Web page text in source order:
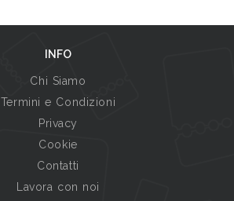
INFO
Chi Siamo
Termini e Condizioni
Privacy
Cookie
Contatti
Lavora con noi